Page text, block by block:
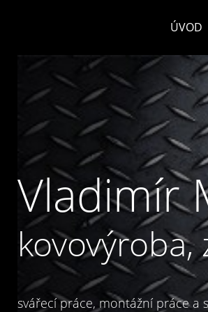
ÚVOD
Vladimír
svářecí práce, montážní práce a